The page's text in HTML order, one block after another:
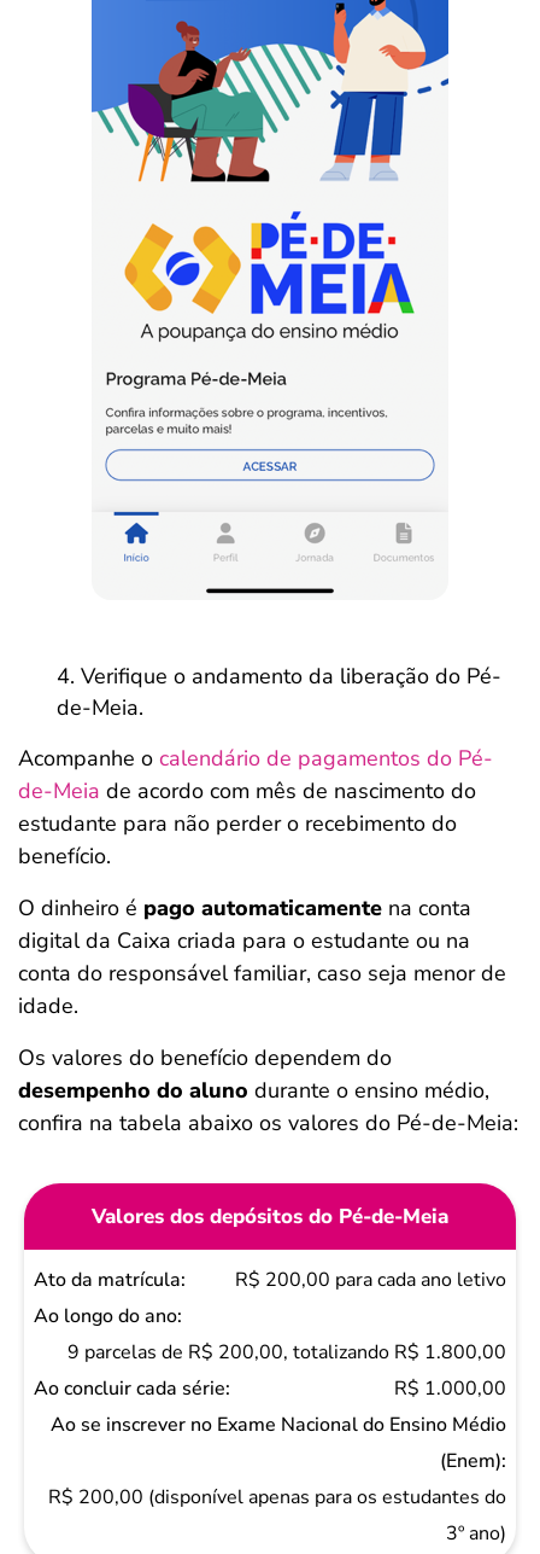
Verifique o andamento da liberação do Pé-
de-Meia.
Acompanhe o calendário de pagamentos do Pé-
de-Meia de acordo com mês de nascimento do
estudante para não perder o recebimento do
benefício.
O dinheiro é pago automaticamente na conta
digital da Caixa criada para o estudante ou na
conta do responsável familiar, caso seja menor de
idade.
Os valores do benefício dependem do
desempenho do aluno durante o ensino médio,
confira na tabela abaixo os valores do Pé-de-Meia:
Valores dos depósitos do Pé-de-Meia
Ato da
matrícula
Ao
longo
do
Ao
R$ 200,00 para cada ano letivo
9 parcelas de R$ 200,00, totalizando R$ 1.800,00
R$ 1.000,00
R$ 200,00 (disponível apenas para os estudantes do
3º ano)